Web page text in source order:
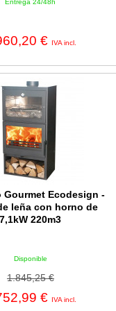
Entrega 24/48h
€ IVA incl.
de 6,7kW 210m3
Gourmet Ecodesign -
leña con horno de
7,1kW 220m3
Disponible
1.845,25 €
€ IVA incl.
Ecodesign -